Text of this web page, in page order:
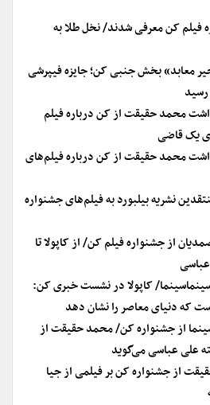
فیلم کن معرفی شدند/ نخل طلا به
معابد» بخش جنبی کن؛ جایزه فیپرشی
محمد حقیقت از کن درباره فیلم
یک قاضی
محمد حقیقت از کن درباره فیلم‌های
نشریه بیلبورد به فیلم‌های جشنواره
از جشنواره فیلم کن/ از کاپولا تا
کاپولا در نشست خبری کن:
که دنیای معاصر را نشان دهد
از جشنواره کن/ محمد حقیقت از
علی عباسی می‌گوید
از جشنواره کن بر فیلمی از جیا